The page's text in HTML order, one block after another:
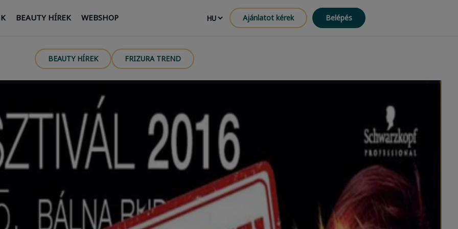
BEAUTY HÍREK WEBSHOP Ajánlatot kérek Belépés
BEAUTY HÍREK FRIZURA TREND